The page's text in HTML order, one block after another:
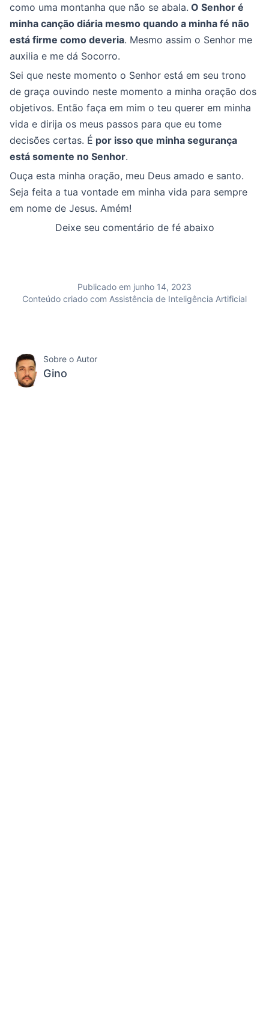
como uma montanha que não se abala. O Senhor é
minha canção diária mesmo quando a minha fé não
está firme como deveria. Mesmo assim o Senhor me
auxilia e me dá Socorro.
Sei que neste momento o Senhor está em seu trono
de graça ouvindo neste momento a minha oração dos
objetivos. Então faça em mim o teu querer em minha
vida e dirija os meus passos para que eu tome
decisões certas. É por isso que minha segurança
está somente no Senhor.
Ouça esta minha oração, meu Deus amado e santo.
Seja feita a tua vontade em minha vida para sempre
em nome de Jesus. Amém!
Deixe seu comentário de fé abaixo
Publicado em junho 14, 2023
Conteúdo criado com Assistência de Inteligência Artificial
Sobre o Autor
Gino